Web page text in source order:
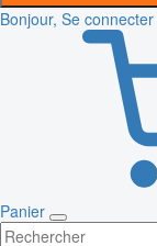
Bonjour, Se connecter
Panier